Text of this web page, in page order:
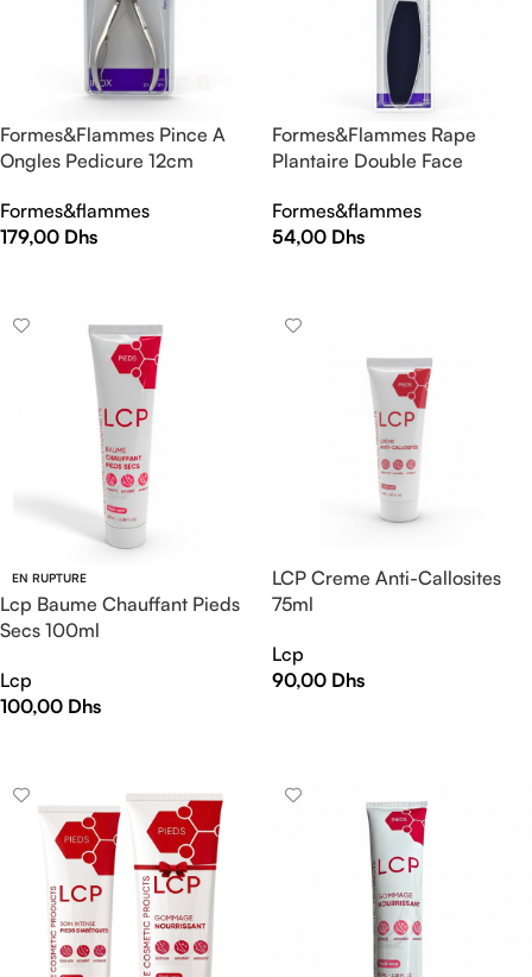
Formes&Flammes Pince A
Ongles Pedicure 12cm
Formes&flammes
179,00 Dhs
Formes&Flammes Rape
Plantaire Double Face
Refrence 79
Formes&flammes
54,00 Dhs
EN RUPTURE
Lcp Baume Chauffant Pieds
Secs 100ml
Lcp
100,00 Dhs
LCP Creme Anti-Callosites
75ml
Lcp
90,00 Dhs